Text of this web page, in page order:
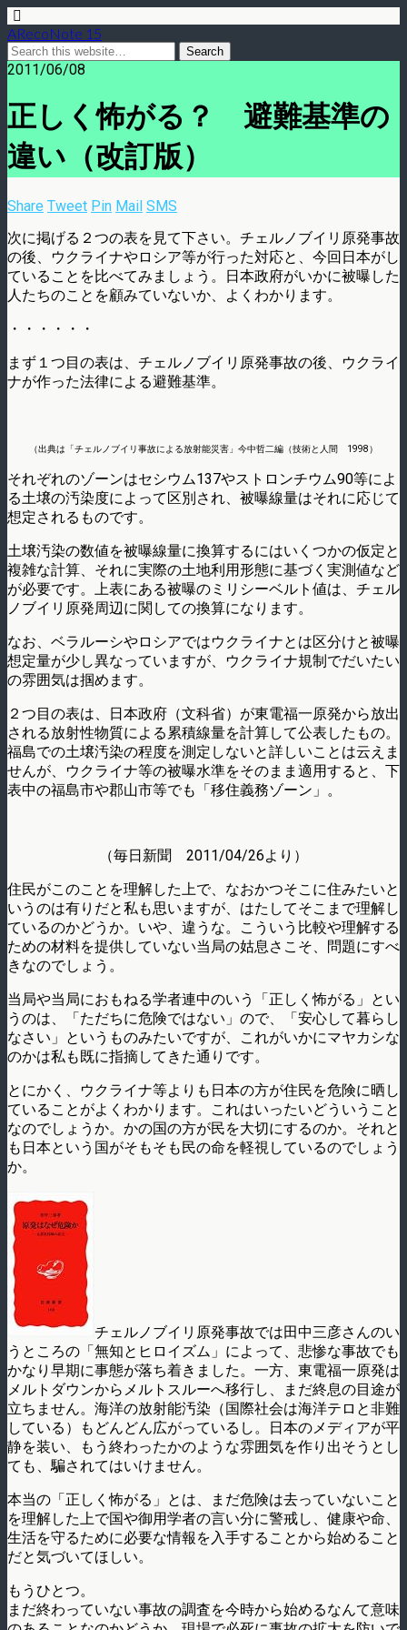
ARecoNote 15
2011/06/08
正しく怖がる？ 避難基準の
違い（改訂版）
Share Tweet Pin Mail SMS
次に掲げる２つの表を見て下さい。チェルノブイリ原発事故
の後、ウクライナやロシア等が行った対応と、今回日本がし
ていることを比べてみましょう。日本政府がいかに被曝した
人たちのことを顧みていないか、よくわかります。
・・・・・・
まず１つ目の表は、チェルノブイリ原発事故の後、ウクライ
ナが作った法律による避難基準。
（出典は「チェルノブイリ事故による放射能災害」今中哲二編（技術と人間 1998）
それぞれのゾーンはセシウム137やストロンチウム90等によ
る土壌の汚染度によって区別され、被曝線量はそれに応じて
想定されるものです。
土壌汚染の数値を被曝線量に換算するにはいくつかの仮定と
複雑な計算、それに実際の土地利用形態に基づく実測値など
が必要です。上表にある被曝のミリシーベルト値は、チェル
ノブイリ原発周辺に関しての換算になります。
なお、ベラルーシやロシアではウクライナとは区分けと被曝
想定量が少し異なっていますが、ウクライナ規制でだいたい
の雰囲気は掴めます。
２つ目の表は、日本政府（文科省）が東電福一原発から放出
される放射性物質による累積線量を計算して公表したもの。
福島での土壌汚染の程度を測定しないと詳しいことは云えま
せんが、ウクライナ等の被曝水準をそのまま適用すると、下
表中の福島市や郡山市等でも「移住義務ゾーン」。
（毎日新聞 2011/04/26より）
住民がこのことを理解した上で、なおかつそこに住みたいと
いうのは有りだと私も思いますが、はたしてそこまで理解し
ているのかどうか。いや、違うな。こういう比較や理解する
ための材料を提供していない当局の姑息さこそ、問題にすべ
きなのでしょう。
当局や当局におもねる学者連中のいう「正しく怖がる」とい
うのは、「ただちに危険ではない」ので、「安心して暮らし
なさい」というものみたいですが、これがいかにマヤカシな
のかは私も既に指摘してきた通りです。
とにかく、ウクライナ等よりも日本の方が住民を危険に晒し
ていることがよくわかります。これはいったいどういうこと
なのでしょうか。かの国の方が民を大切にするのか。それと
も日本という国がそもそも民の命を軽視しているのでしょう
か。
チェルノブイリ原発事故では田中三彦さんのい
うところの「無知とヒロイズム」によって、悲惨な事故でも
かなり早期に事態が落ち着きました。一方、東電福一原発は
メルトダウンからメルトスルーへ移行し、まだ終息の目途が
立ちません。海洋の放射能汚染（国際社会は海洋テロと非難
している）もどんどん広がっているし。日本のメディアが平
静を装い、もう終わったかのような雰囲気を作り出そうとし
ても、騙されてはいけません。
本当の「正しく怖がる」とは、まだ危険は去っていないこと
を理解した上で国や御用学者の言い分に警戒し、健康や命、
生活を守るために必要な情報を入手することから始めること
だと気づいてほしい。
もうひとつ。
まだ終わっていない事故の調査を今時から始めるなんて意味